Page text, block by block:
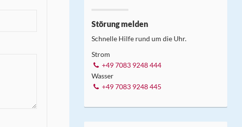
Störung melden
Schnelle Hilfe rund um die Uhr.
Strom
+49 7083 9248 444
Wasser
+49 7083 9248 445